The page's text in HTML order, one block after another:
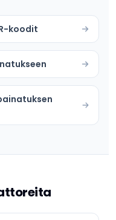
koodit